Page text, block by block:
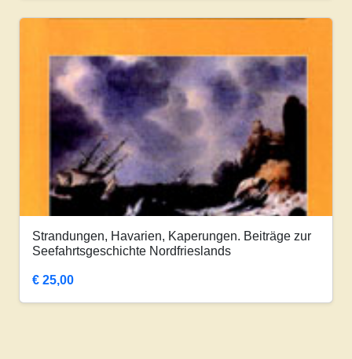
Strandungen, Havarien, Kaperungen. Beiträge zur
Seefahrtsgeschichte Nordfrieslands
€ 25,00